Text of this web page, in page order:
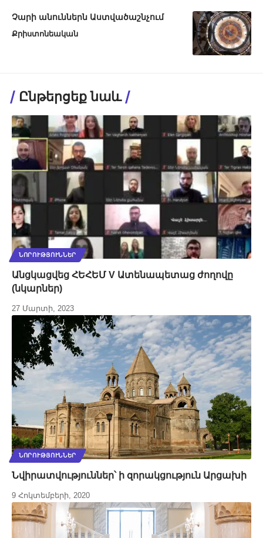
Չարի անուններն Աստվածաշնչում
Քրիստոնեական
Ընթերցեք նաև
ՆՈՐՈՒԹՅՈՒՆՆԵՐ
Անցկացվեց ՀԵՀԵՄ V Ատենապետաց ժողովը
(նկարներ)
27 Մարտի, 2023
ՆՈՐՈՒԹՅՈՒՆՆԵՐ
Նվիրատվություններ՝ ի զորակցություն Արցախի
9 Հոկտեմբերի, 2020